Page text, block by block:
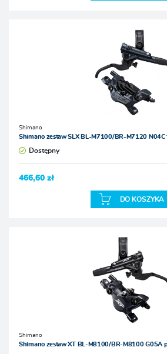
Shimano
Shimano zestaw SLX BL-M7100/BR-M7120 N04C
Dostępny
466,60 zł
DO KOSZYKA
Shimano
Shimano zestaw XT BL-M8100/BR-M8100 G05A